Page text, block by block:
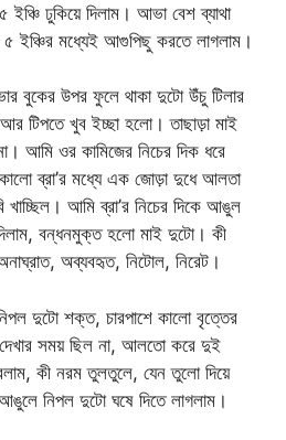
ইঞ্চি ঢুকিয়ে দিলাম। আভা বেশ ব্যাথা
৫ ইঞ্চির মধ্যেই আগুপিছু করতে লাগলাম।
বুকের উপর ফুলে থাকা দুটো উঁচু টিলার
টিপতে খুব ইচ্ছা হলো। তাছাড়া মাই
আমি ওর কামিজের নিচের দিক ধরে
ব্রা’র মধ্যে এক জোড়া দুধে আলতা
খাচ্ছিল। আমি ব্রা’র নিচের দিকে আঙুল
বন্ধনমুক্ত হলো মাই দুটো। কী
অব্যবহৃত, নিটোল, নিরেট।
দুটো শক্ত, চারপাশে কালো বৃত্তের
দেখার সময় ছিল না, আলতো করে দুই
কী নরম তুলতুলে, যেন তুলো দিয়ে
নিপল দুটো ঘষে দিতে লাগলাম।